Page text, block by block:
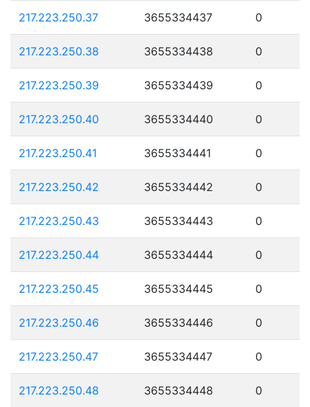
217.223.250.37 3655334437 0
217.223.250.38 3655334438 0
217.223.250.39 3655334439 0
217.223.250.40 3655334440 0
217.223.250.41 3655334441 0
217.223.250.42 3655334442 0
217.223.250.43 3655334443 0
217.223.250.44 3655334444 0
217.223.250.45 3655334445 0
217.223.250.46 3655334446 0
217.223.250.47 3655334447 0
217.223.250.48 3655334448 0